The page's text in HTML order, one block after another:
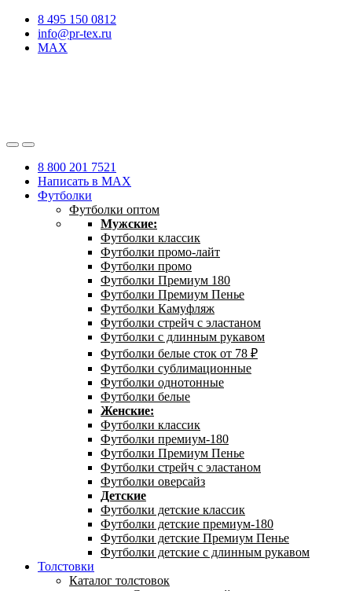
8 495 150 0812
info@pr-tex.ru
MAX
8 800 201 7521
Написать в MAX
Футболки
Футболки оптом
Мужские:
Футболки классик
Футболки промо-лайт
Футболки промо
Футболки Премиум 180
Футболки Премиум Пенье
Футболки Камуфляж
Футболки стрейч с эластаном
Футболки с длинным рукавом
Футболки белые сток от 78 ₽
Футболки сублимационные
Футболки однотонные
Футболки белые
Женские:
Футболки классик
Футболки премиум-180
Футболки Премиум Пенье
Футболки стрейч с эластаном
Футболки оверсайз
Детские
Футболки детские классик
Футболки детские премиум-180
Футболки детские Премиум Пенье
Футболки детские с длинным рукавом
Толстовки
Каталог толстовок